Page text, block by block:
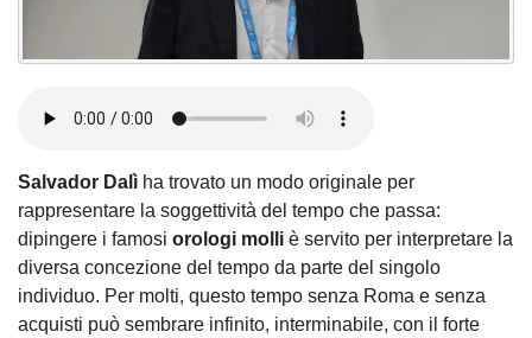
Salvador Dalì ha trovato un modo originale per
rappresentare la soggettività del tempo che passa:
dipingere i famosi orologi molli è servito per interpretare la
diversa concezione del tempo da parte del singolo
individuo. Per molti, questo tempo senza Roma e senza
acquisti può sembrare infinito, interminabile, con il forte